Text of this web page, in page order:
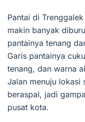
Pantai di
makin banyak
pantainya tenang
Garis pantainya
tenang, dan warna
Jalan menuju lokasi
beraspal, jadi
pusat kota.